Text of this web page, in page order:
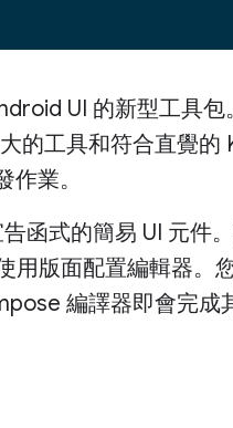
UI 的新型工具
的工具和符合直覺的
業。
函式的簡易 UI 元件
用版面配置編輯器。
編譯器即會完成